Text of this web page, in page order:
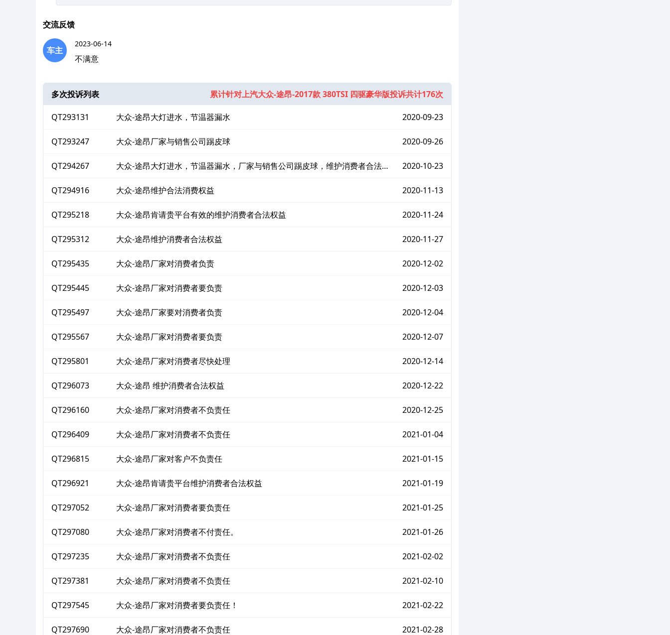
交流反馈
车主
2023-06-14
不满意
多次投诉列表 累计针对上汽大众-途昂-2017款 380TSI 四驱豪华版投诉共计176次
QT293131 大众-途昂大灯进水，节温器漏水 2020-09-23
QT293247 大众-途昂厂家与销售公司踢皮球 2020-09-26
QT294267
大众-途昂大灯进水，节温器漏水，厂家与销售公司踢皮球，维护消费者合法权
2020-10-23
QT294916 大众-途昂维护合法消费权益 2020-11-13
QT295218 大众-途昂肯请贵平台有效的维护消费者合法权益 2020-11-24
QT295312 大众-途昂维护消费者合法权益 2020-11-27
QT295435 大众-途昂厂家对消费者负责 2020-12-02
QT295445 大众-途昂厂家对消费者要负责 2020-12-03
QT295497 大众-途昂厂家要对消费者负责 2020-12-04
QT295567 大众-途昂厂家对消费者要负责 2020-12-07
QT295801 大众-途昂厂家对消费者尽快处理 2020-12-14
QT296073 大众-途昂 维护消费者合法权益 2020-12-22
QT296160 大众-途昂厂家对消费者不负责任 2020-12-25
QT296409 大众-途昂厂家对消费者不负责任 2021-01-04
QT296815 大众-途昂厂家对客户不负责任 2021-01-15
QT296921 大众-途昂肯请贵平台维护消费者合法权益 2021-01-19
QT297052 大众-途昂厂家对消费者要负责任 2021-01-25
QT297080 大众-途昂厂家对消费者不付责任。 2021-01-26
QT297235 大众-途昂厂家对消费者不负责任 2021-02-02
QT297381 大众-途昂厂家对消费者不负责任 2021-02-10
QT297545 大众-途昂厂家对消费者要负责任！ 2021-02-22
QT297690 大众-途昂厂家对消费者不负责任 2021-02-28